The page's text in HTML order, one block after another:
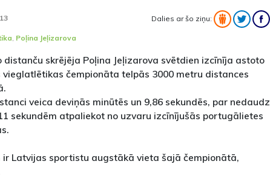
Dalies ar šo ziņu:
, Poļina Jeļizarova
distanču skrējēja Poļina Jeļizarova svētdien izcīnīja astoto
vieglatlētikas čempionāta telpās 3000 metru distances
veica deviņās minūtēs un 9,86 sekundēs, par nedaudz
sekundēm atpaliekot no uzvaru izcīnījušās portugālietes
Latvijas sportistu augstākā vieta šajā čempionātā,